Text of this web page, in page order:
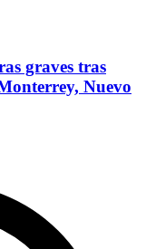
graves tras
Nuevo